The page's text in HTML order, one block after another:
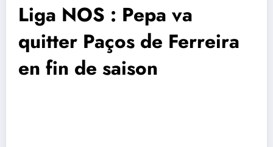
Liga NOS : Pepa va
quitter Paços de Ferreira
en fin de saison